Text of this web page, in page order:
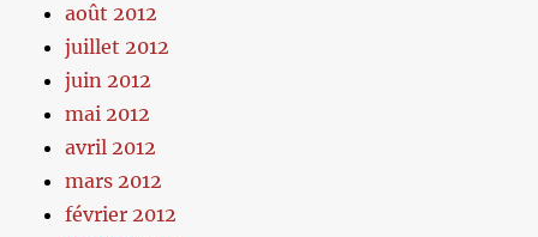
août 2012
juillet 2012
juin 2012
mai 2012
avril 2012
mars 2012
février 2012